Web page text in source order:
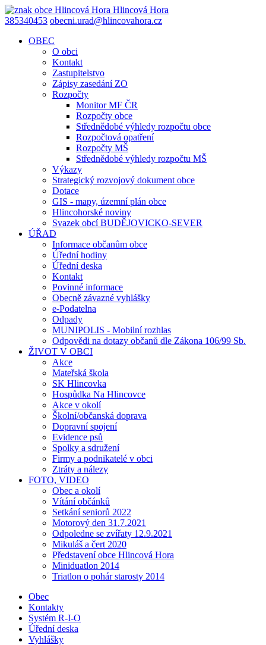
Hlincová Hora
385340453 obecni.urad@hlincovahora.cz
OBEC
O obci
Kontakt
Zastupitelstvo
Zápisy zasedání ZO
Rozpočty
Monitor MF ČR
Rozpočty obce
Střednědobé výhledy rozpočtu obce
Rozpočtová opatření
Rozpočty MŠ
Střednědobé výhledy rozpočtu MŠ
Výkazy
Strategický rozvojový dokument obce
Dotace
GIS - mapy, územní plán obce
Hlincohorské noviny
Svazek obcí BUDĚJOVICKO-SEVER
ÚŘAD
Informace občanům obce
Úřední hodiny
Úřední deska
Kontakt
Povinné informace
Obecně závazné vyhlášky
e-Podatelna
Odpady
MUNIPOLIS - Mobilní rozhlas
Odpovědi na dotazy občanů dle Zákona 106/99 Sb.
ŽIVOT V OBCI
Akce
Mateřská škola
SK Hlincovka
Hospůdka Na Hlincovce
Akce v okolí
Školní/občanská doprava
Dopravní spojení
Evidence psů
Spolky a sdružení
Firmy a podnikatelé v obci
Ztráty a nálezy
FOTO, VIDEO
Obec a okolí
Vítání občánků
Setkání seniorů 2022
Motorový den 31.7.2021
Odpoledne se zvířaty 12.9.2021
Mikuláš a čert 2020
Představení obce Hlincová Hora
Miniduatlon 2014
Triatlon o pohár starosty 2014
Obec
Kontakty
Systém R-I-O
Úřední deska
Vyhlášky